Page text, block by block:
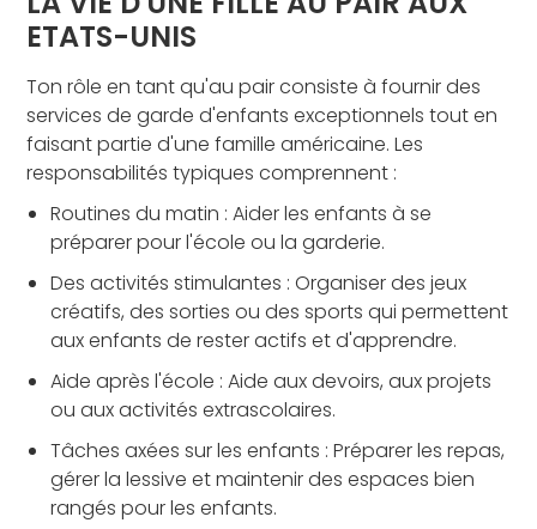
ETATS-UNIS
Ton rôle en tant qu'au pair consiste à fournir des
services de garde d'enfants exceptionnels tout en
faisant partie d'une famille américaine. Les
responsabilités typiques comprennent :
Routines du matin : Aider les enfants à se
préparer pour l'école ou la garderie.
Des activités stimulantes : Organiser des jeux
créatifs, des sorties ou des sports qui permettent
aux enfants de rester actifs et d'apprendre.
Aide après l'école : Aide aux devoirs, aux projets
ou aux activités extrascolaires.
Tâches axées sur les enfants : Préparer les repas,
gérer la lessive et maintenir des espaces bien
rangés pour les enfants.